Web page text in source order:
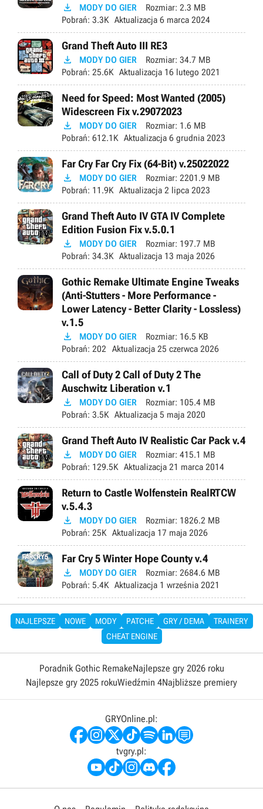
 MODY DO GIER Rozmiar: 2.3 MB
Pobrań: 3.3K Aktualizacja 6 marca 2024
Grand Theft Auto III RE3
 MODY DO GIER Rozmiar: 34.7 MB
Pobrań: 25.6K Aktualizacja 16 lutego 2021
Need for Speed: Most Wanted (2005)
Widescreen Fix v.29072023
 MODY DO GIER Rozmiar: 1.6 MB
Pobrań: 612.1K Aktualizacja 6 grudnia 2023
Far Cry Far Cry Fix (64-Bit) v.25022022
 MODY DO GIER Rozmiar: 2201.9 MB
Pobrań: 11.9K Aktualizacja 2 lipca 2023
Grand Theft Auto IV GTA IV Complete
Edition Fusion Fix v.5.0.1
 MODY DO GIER Rozmiar: 197.7 MB
Pobrań: 34.3K Aktualizacja 13 maja 2026
Gothic Remake Ultimate Engine Tweaks
(Anti-Stutters - More Performance -
Lower Latency - Better Clarity - Lossless)
v.1.5
 MODY DO GIER Rozmiar: 16.5 KB
Pobrań: 202 Aktualizacja 25 czerwca 2026
Call of Duty 2 Call of Duty 2 The
Auschwitz Liberation v.1
 MODY DO GIER Rozmiar: 105.4 MB
Pobrań: 3.5K Aktualizacja 5 maja 2020
Grand Theft Auto IV Realistic Car Pack v.4
 MODY DO GIER Rozmiar: 415.1 MB
Pobrań: 129.5K Aktualizacja 21 marca 2014
Return to Castle Wolfenstein RealRTCW
v.5.4.3
 MODY DO GIER Rozmiar: 1826.2 MB
Pobrań: 25K Aktualizacja 17 maja 2026
Far Cry 5 Winter Hope County v.4
 MODY DO GIER Rozmiar: 2684.6 MB
Pobrań: 5.4K Aktualizacja 1 września 2021
NAJLEPSZE NOWE MODY PATCHE GRY / DEMA
TRAINERY
CHEAT ENGINE
Poradnik Gothic RemakeNajlepsze gry 2026 roku
Najlepsze gry 2025 rokuWiedźmin 4Najbliższe premiery
GRYOnline.pl:
tvgry.pl: